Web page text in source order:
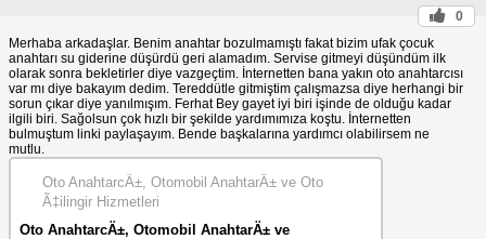
0
Merhaba arkadaşlar. Benim anahtar bozulmamıştı fakat bizim ufak çocuk
anahtarı su giderine düşürdü geri alamadım. Servise gitmeyi düşündüm ilk
olarak sonra bekletirler diye vazgeçtim. İnternetten bana yakın oto anahtarcısı
var mı diye bakayım dedim. Tereddütle gitmiştim çalışmazsa diye herhangi bir
sorun çıkar diye yanılmışım. Ferhat Bey gayet iyi biri işinde de olduğu kadar
ilgili biri. Sağolsun çok hızlı bir şekilde yardımımıza koştu. İnternetten
bulmuştum linki paylaşayım. Bende başkalarına yardımcı olabilirsem ne
mutlu.
Oto AnahtarcÄ±, Otomobil AnahtarÄ± ve Oto
Ã‡ilingir Hizmetleri
Oto AnahtarcÄ±, Otomobil AnahtarÄ± ve